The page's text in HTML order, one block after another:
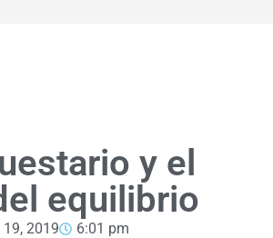
y el
equilibrio
2019
6:01 pm